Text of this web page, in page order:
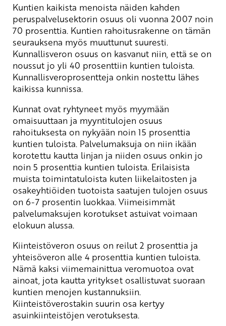
Kuntien kaikista menoista näiden kahden
peruspalvelusektorin osuus oli vuonna 2007 noin
70 prosenttia. Kuntien rahoitusrakenne on tämän
seurauksena myös muuttunut suuresti.
Kunnallisveron osuus on kasvanut niin, että se on
noussut jo yli 40 prosenttiin kuntien tuloista.
Kunnallisveroprosentteja onkin nostettu lähes
kaikissa kunnissa.
Kunnat ovat ryhtyneet myös myymään
omaisuuttaan ja myyntitulojen osuus
rahoituksesta on nykyään noin 15 prosenttia
kuntien tuloista. Palvelumaksuja on niin ikään
korotettu kautta linjan ja niiden osuus onkin jo
noin 5 prosenttia kuntien tuloista. Erilaisista
muista toimintatuloista kuten liikelaitosten ja
osakeyhtiöiden tuotoista saatujen tulojen osuus
on 6-7 prosentin luokkaa. Viimeisimmät
palvelumaksujen korotukset astuivat voimaan
elokuun alussa.
Kiinteistöveron osuus on reilut 2 prosenttia ja
yhteisöveron alle 4 prosenttia kuntien tuloista.
Nämä kaksi viimemainittua veromuotoa ovat
ainoat, jota kautta yritykset osallistuvat suoraan
kuntien menojen kustannuksiin.
Kiinteistöverostakin suurin osa kertyy
asuinkiinteistöjen verotuksesta.